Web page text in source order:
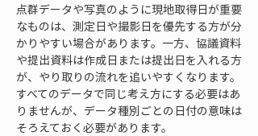
点群データや写真のように現地取得日が重要
なものは、測定日や撮影日を優先する方が分
かりやすい場合があります。一方、協議資料
や提出資料は作成日または提出日を入れる方
が、やり取りの流れを追いやすくなります。
すべてのデータで同じ考え方にする必要はあ
りませんが、データ種別ごとの日付の意味は
そろえておく必要があります。